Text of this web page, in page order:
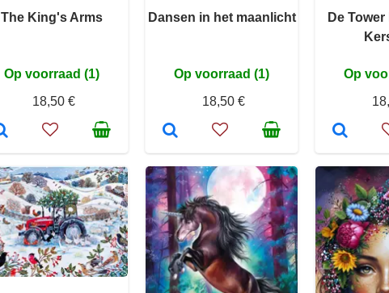
The King's Arms
Op voorraad (1)
18,50 €
Dansen in het maanlicht
Op voorraad (1)
18,50 €
De
Op